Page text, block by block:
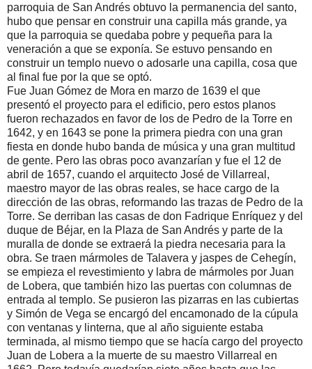
parroquia de San Andrés obtuvo la permanencia del santo,
hubo que pensar en construir una capilla más grande, ya
que la parroquia se quedaba pobre y pequeña para la
veneración a que se exponía. Se estuvo pensando en
construir un templo nuevo o adosarle una capilla, cosa que
al final fue por la que se optó.
Fue Juan Gómez de Mora en marzo de 1639 el que
presentó el proyecto para el edificio, pero estos planos
fueron rechazados en favor de los de Pedro de la Torre en
1642, y en 1643 se pone la primera piedra con una gran
fiesta en donde hubo banda de música y una gran multitud
de gente. Pero las obras poco avanzarían y fue el 12 de
abril de 1657, cuando el arquitecto José de Villarreal,
maestro mayor de las obras reales, se hace cargo de la
dirección de las obras, reformando las trazas de Pedro de la
Torre. Se derriban las casas de don Fadrique Enríquez y del
duque de Béjar, en la Plaza de San Andrés y parte de la
muralla de donde se extraerá la piedra necesaria para la
obra. Se traen mármoles de Talavera y jaspes de Cehegín,
se empieza el revestimiento y labra de mármoles por Juan
de Lobera, que también hizo las puertas con columnas de
entrada al templo. Se pusieron las pizarras en las cubiertas
y Simón de Vega se encargó del encamonado de la cúpula
con ventanas y linterna, que al año siguiente estaba
terminada, al mismo tiempo que se hacía cargo del proyecto
Juan de Lobera a la muerte de su maestro Villarreal en